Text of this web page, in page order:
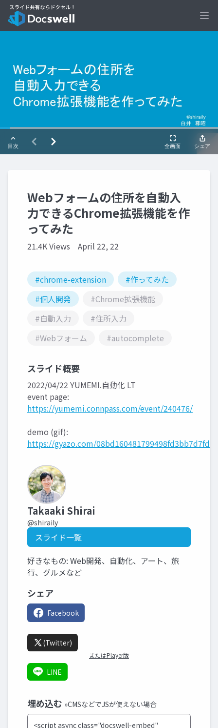
Webフォームの住所を自動入
力できるChrome拡張機能を作
ってみた
21.4K Views April 22, 22
#chrome-extension
#作ってみた
#個人開発
#Chrome拡張機能
#自動入力
#住所入力
#Webフォーム
#autocomplete
スライド概要
2022/04/22 YUMEMI.自動化 LT
event page:
https://yumemi.connpass.com/event/240476/
demo (gif):
https://gyazo.com/
Takaaki Shirai
@shiraily
スライド一覧
好きなもの: Web開発、自動化、アート、旅
行、グルメなど
シェア
Facebook
(Twitter)
またはPlayer版
LINE
埋め込む »CMSなどでJSが使えない場合